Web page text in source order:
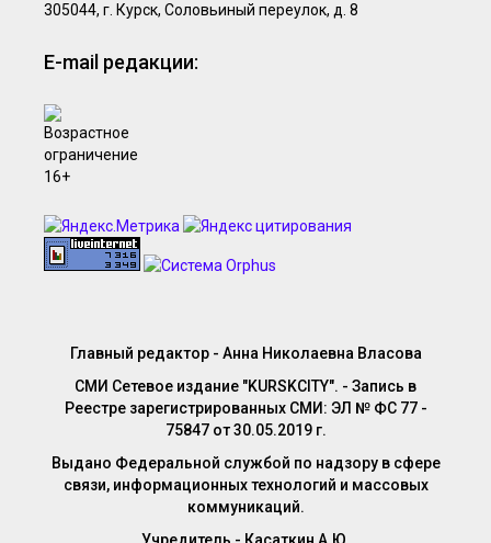
305044, г. Курск, Соловьиный переулок, д. 8
E-mail редакции:
Главный редактор - Анна Николаевна Власова
СМИ Сетевое издание "KURSKCITY". - Запись в
Реестре зарегистрированных СМИ: ЭЛ № ФС 77 -
75847 от 30.05.2019 г.
Выдано Федеральной службой по надзору в сфере
связи, информационных технологий и массовых
коммуникаций.